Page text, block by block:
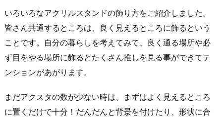
いろいろなアクリルスタンドの飾り方をご紹介しました。
皆さん共通するところは、良く見えるところに飾るという
ことです。自分の暮らしを考えてみて、良く通る場所や必
ず目をやる場所に飾るとたくさん推しを見る事ができてテ
ンションがあがります。
まだアクスタの数が少ない時は、まずはよく見えるところ
に置くだけで十分！だんだんと背景を付けたり、形状に合